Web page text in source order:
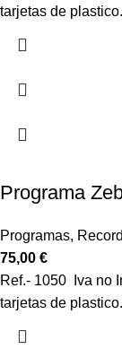
tarjetas de
Programa
Programas,
75,00 €
Ref.- 1050 Iva no
tarjetas de